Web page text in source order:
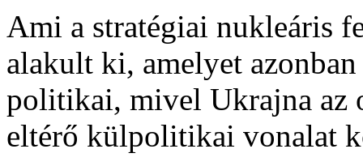
Ami a stratégiai nukleáris
alakult ki, amelyet
politikai, mivel Ukrajna
eltérő külpolitikai vonalat